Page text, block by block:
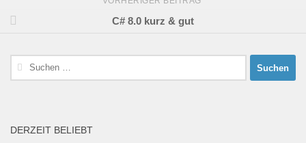
C# 8.0 kurz & gut
Suchen
nach:
DERZEIT BELIEBT